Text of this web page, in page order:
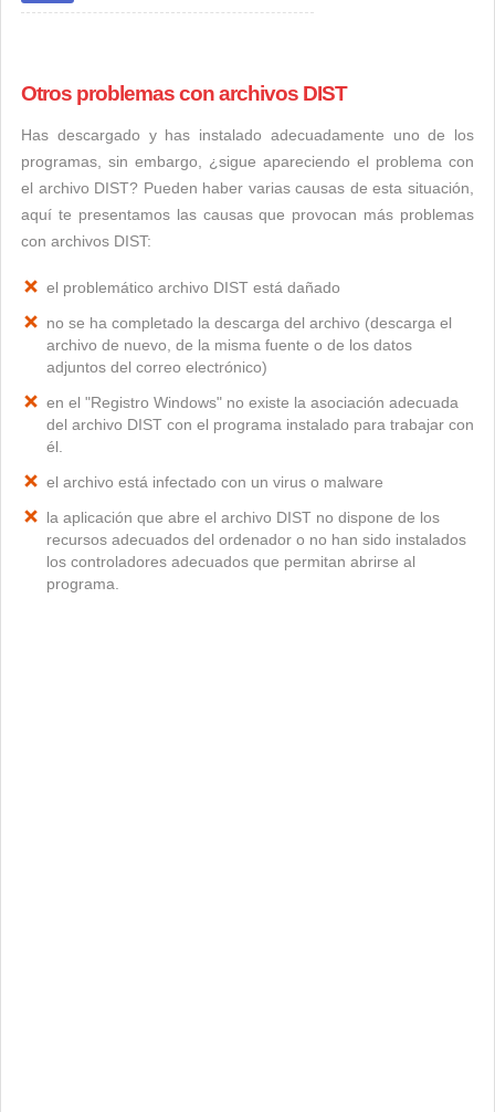
Otros problemas con archivos DIST
Has descargado y has instalado adecuadamente uno de los
programas, sin embargo, ¿sigue apareciendo el problema con
el archivo DIST? Pueden haber varias causas de esta situación,
aquí te presentamos las causas que provocan más problemas
con archivos DIST:
el problemático archivo DIST está dañado
no se ha completado la descarga del archivo (descarga el
archivo de nuevo, de la misma fuente o de los datos
adjuntos del correo electrónico)
en el "Registro Windows" no existe la asociación adecuada
del archivo DIST con el programa instalado para trabajar con
él.
el archivo está infectado con un virus o malware
la aplicación que abre el archivo DIST no dispone de los
recursos adecuados del ordenador o no han sido instalados
los controladores adecuados que permitan abrirse al
programa.